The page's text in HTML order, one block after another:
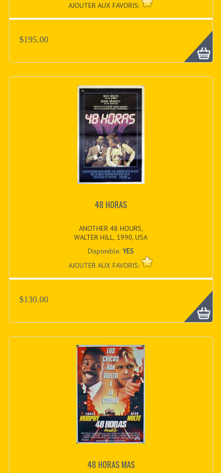
AJOUTER AUX FAVORIS:
$195.00
48 HORAS
ANOTHER 48 HOURS,
WALTER HILL, 1990, USA
Disponible:YES
AJOUTER AUX FAVORIS:
$130.00
48 HORAS MAS